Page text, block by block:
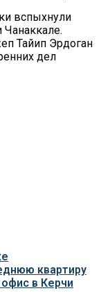
вспыхнули
Тайип Эрдоган
дел
квартиру
в Керчи